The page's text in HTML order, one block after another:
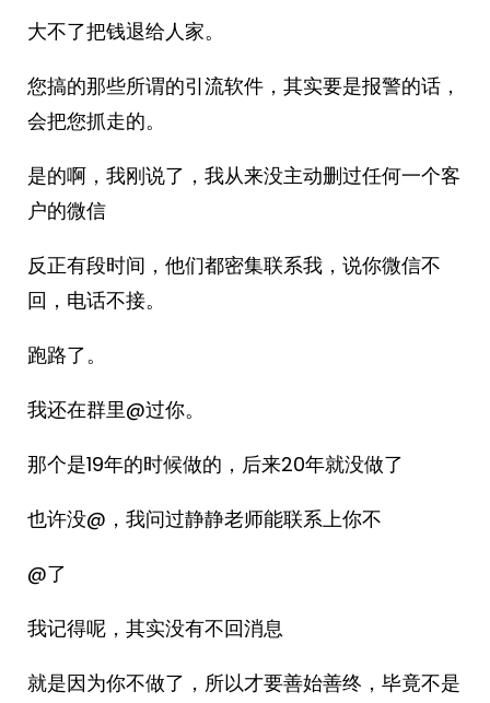
大不了把钱退给人家。
您搞的那些所谓的引流软件，其实要是报警的话，
会把您抓走的。
是的啊，我刚说了，我从来没主动删过任何一个客
户的微信
反正有段时间，他们都密集联系我，说你微信不
回，电话不接。
跑路了。
我还在群里@过你。
那个是19年的时候做的，后来20年就没做了
也许没@，我问过静静老师能联系上你不
@了
我记得呢，其实没有不回消息
就是因为你不做了，所以才要善始善终，毕竟不是